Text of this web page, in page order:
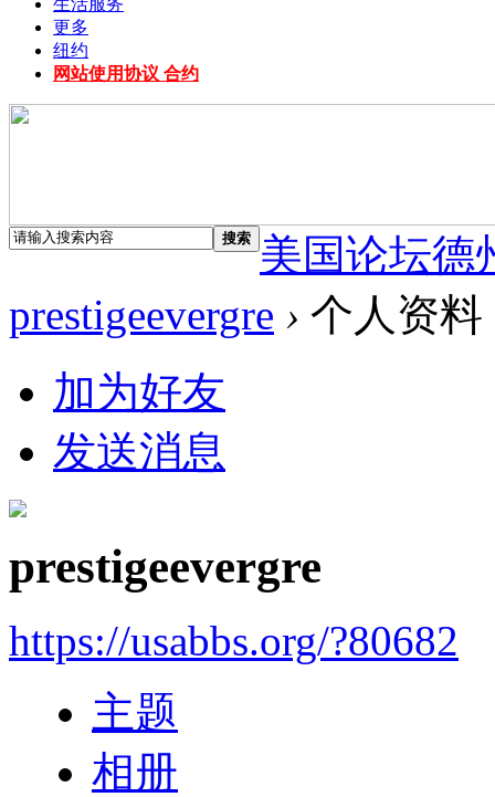
更多
纽约
网站使用协议 合约
搜索
美国论坛德
prestigeevergre › 个人资料
加为好友
发送消息
prestigeevergre
https://usabbs.org/?80682
主题
相册